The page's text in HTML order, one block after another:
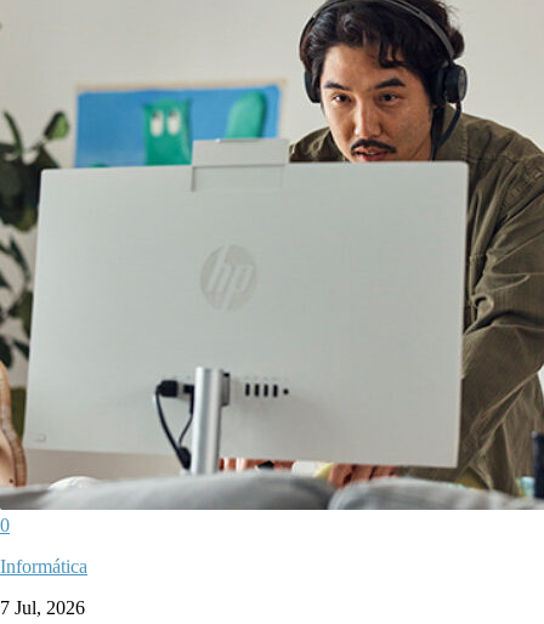
0
Informática
7 Jul, 2026